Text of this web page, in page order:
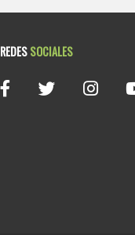
REDESSOCIALES